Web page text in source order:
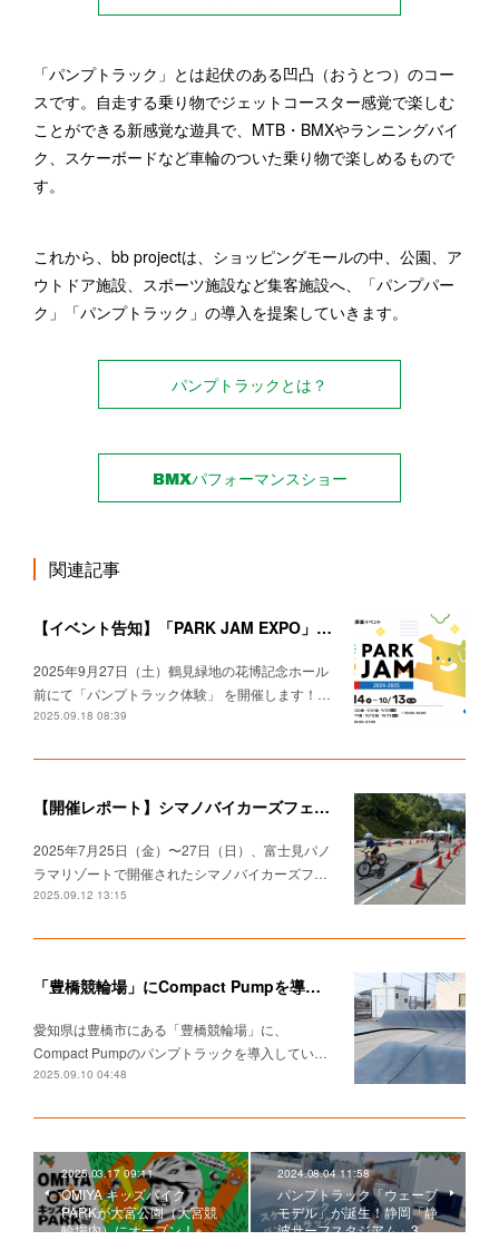
「パンプトラック」とは起伏のある凹凸（おうとつ）のコー
スです。自走する乗り物でジェットコースター感覚で楽しむ
ことができる新感覚な遊具で、MTB・BMXやランニングバイ
ク、スケーボードなど車輪のついた乗り物で楽しめるもので
す。
これから、bb projectは、ショッピングモールの中、公園、ア
ウトドア施設、スポーツ施設など集客施設へ、「パンプパー
ク」「パンプトラック」の導入を提案していきます。
パンプトラックとは？
BMXパフォーマンスショー
関連記事
【イベント告知】「PARK JAM EXPO」出店決定！パンプトラック＆アーバンスポーツを楽しもう！
2025年9月27日（土）鶴見緑地の花博記念ホール
前にて「パンプトラック体験」 を開催します！…
2025.09.18 08:39
【開催レポート】シマノバイカーズフェスティバル2025でパンプトラック体験＆タイムアタックチャレンジ！
2025年7月25日（金）〜27日（日）、富士見パノ
ラマリゾートで開催されたシマノバイカーズフ…
2025.09.12 13:15
「豊橋競輪場」にCompact Pumpを導入していただきました。
愛知県は豊橋市にある「豊橋競輪場」に、
Compact Pumpのパンプトラックを導入してい…
2025.09.10 04:48
2025.03.17 09:11
OMIYA キッズバイク
PARKが大宮公園（大宮競
輪場内）にオープン！※…
2024.08.04 11:58
パンプトラック「ウェーブ
モデル」が誕生！静岡「静
波サーフスタジアム」3…